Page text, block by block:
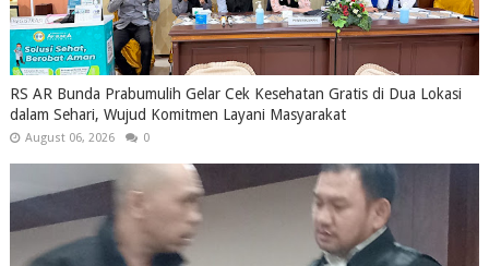
RS AR Bunda Prabumulih Gelar Cek Kesehatan Gratis di Dua Lokasi
dalam Sehari, Wujud Komitmen Layani Masyarakat
August 06, 2026 0